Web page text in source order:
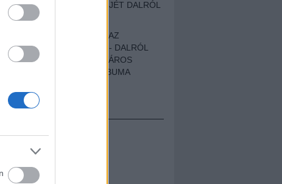
MA MEGJELENT EP-JÉT DALRÓL
DALRA!
A FELELŐSSÉGTŐL AZ
ELLOPOTT FÖLDIG - DALRÓL
DALRA A KÉPZELT VÁROS
SAMIZDAT CÍMŰ ALBUMA